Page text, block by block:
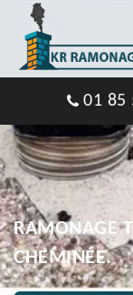
01 85
RAMONAGE
CHEMINÉE.